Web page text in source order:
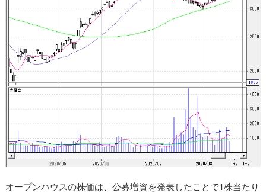
オープンハウスの株価は、公募増資を発表したことで1株当たり